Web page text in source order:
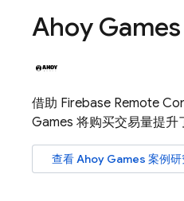
Ahoy Games
借助 Firebase Remote
Games 将购买交易量提升
查看 Ahoy Games 案例研